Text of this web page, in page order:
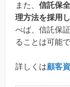
また、 信託保
理方法を採用
べば、信託保
ることは可能で
詳しくは顧客